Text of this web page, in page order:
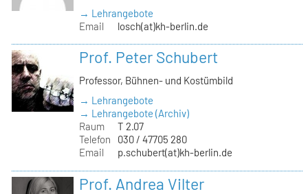
→ Lehrangebote
Email
losch(at)kh-berlin.de
Prof. Peter Schubert
Professor, Bühnen- und Kostümbild
→ Lehrangebote
→ Lehrangebote (Archiv)
Raum
T 2.07
Telefon
030 / 47705 280
Email
p.schubert(at)kh-berlin.de
Prof. Andrea Vilter